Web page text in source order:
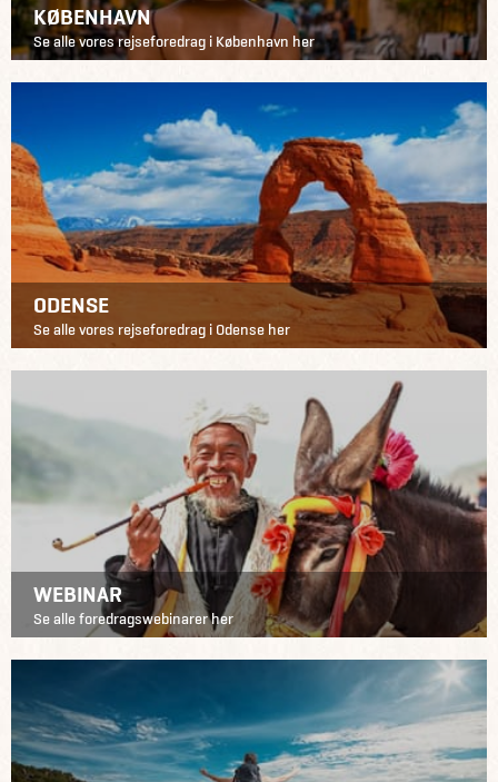
KØBENHAVN
Se alle vores rejseforedrag i København her
ODENSE
Se alle vores rejseforedrag i Odense her
WEBINAR
Se alle foredragswebinarer her